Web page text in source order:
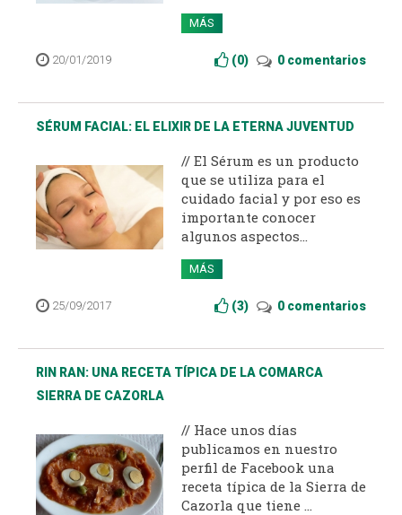
MÁS
20/01/2019 (0) 0 comentarios
SÉRUM FACIAL: EL ELIXIR DE LA ETERNA JUVENTUD
// El Sérum es un producto
que se utiliza para el
cuidado facial y por eso es
importante conocer
algunos aspectos...
MÁS
25/09/2017 (3) 0 comentarios
RIN RAN: UNA RECETA TÍPICA DE LA COMARCA
SIERRA DE CAZORLA
// Hace unos días
publicamos en nuestro
perfil de Facebook una
receta típica de la Sierra de
Cazorla que tiene ...